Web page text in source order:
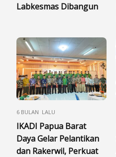
Labkesmas Dibangun
6 BULAN LALU
IKADI Papua Barat
Daya Gelar Pelantikan
dan Rakerwil, Perkuat